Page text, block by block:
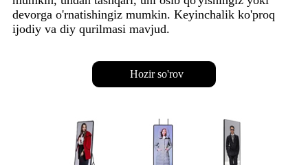
devorga o'rnatishingiz mumkin. Keyinchalik ko'proq
ijodiy va diy qurilmasi mavjud.
Hozir so'rov